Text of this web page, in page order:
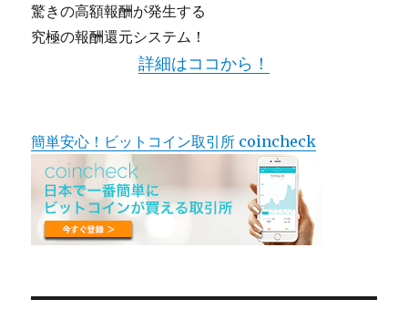
驚きの高額報酬が発生する
究極の報酬還元システム！
詳細はココから！
簡単安心！ビットコイン取引所 coincheck